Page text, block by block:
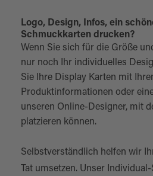
Logo, Design, Infos, ein
Schmuckkarten drucken?
Wenn Sie sich für die Größe
nur noch Ihr individuelles
Sie Ihre Display Karten mit
Produktinformationen oder
unseren Online-Designer, mit
platzieren können.
Selbstverständlich helfen wir
Tat umsetzen. Unser